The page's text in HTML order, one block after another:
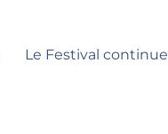
Le Festival continue